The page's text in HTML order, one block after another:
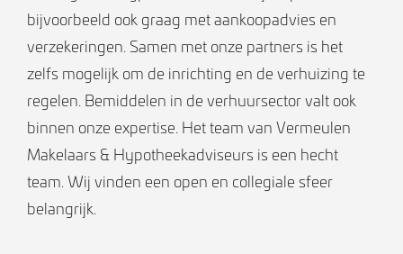
bijvoorbeeld ook graag met aankoopadvies en
verzekeringen. Samen met onze partners is het
zelfs mogelijk om de inrichting en de verhuizing te
regelen. Bemiddelen in de verhuursector valt ook
binnen onze expertise. Het team van Vermeulen
Makelaars & Hypotheekadviseurs is een hecht
team. Wij vinden een open en collegiale sfeer
belangrijk.